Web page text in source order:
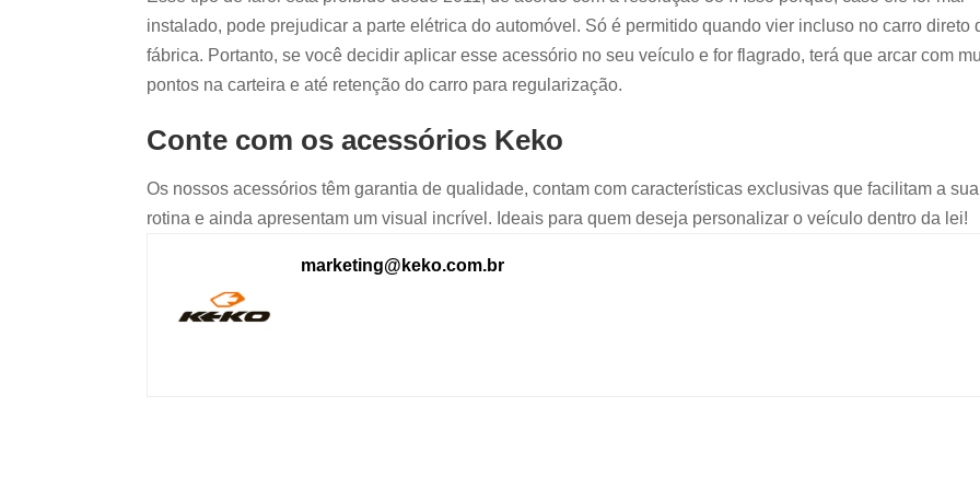
instalado, pode prejudicar a parte elétrica do automóvel. Só é permitido quando vier incluso no carro direto
fábrica. Portanto, se você decidir aplicar esse acessório no seu veículo e for flagrado, terá que arcar com
pontos na carteira e até retenção do carro para regularização.
Conte com os acessórios Keko
Os nossos acessórios têm garantia de qualidade, contam com características exclusivas que facilitam a sua
rotina e ainda apresentam um visual incrível. Ideais para quem deseja personalizar o veículo dentro da lei!
marketing@keko.com.br